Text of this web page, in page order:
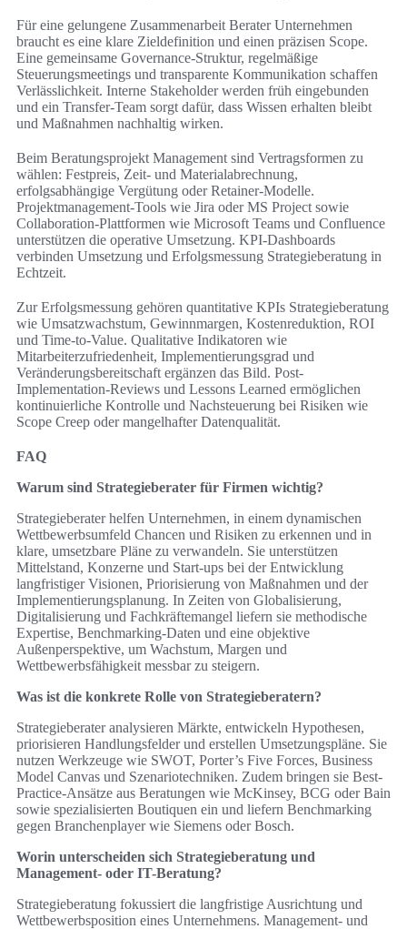
Für eine gelungene Zusammenarbeit Berater Unternehmen
braucht es eine klare Zieldefinition und einen präzisen Scope.
Eine gemeinsame Governance-Struktur, regelmäßige
Steuerungsmeetings und transparente Kommunikation schaffen
Verlässlichkeit. Interne Stakeholder werden früh eingebunden
und ein Transfer-Team sorgt dafür, dass Wissen erhalten bleibt
und Maßnahmen nachhaltig wirken.
Beim Beratungsprojekt Management sind Vertragsformen zu
wählen: Festpreis, Zeit- und Materialabrechnung,
erfolgsabhängige Vergütung oder Retainer-Modelle.
Projektmanagement-Tools wie Jira oder MS Project sowie
Collaboration-Plattformen wie Microsoft Teams und Confluence
unterstützen die operative Umsetzung. KPI-Dashboards
verbinden Umsetzung und Erfolgsmessung Strategieberatung in
Echtzeit.
Zur Erfolgsmessung gehören quantitative KPIs Strategieberatung
wie Umsatzwachstum, Gewinnmargen, Kostenreduktion, ROI
und Time-to-Value. Qualitative Indikatoren wie
Mitarbeiterzufriedenheit, Implementierungsgrad und
Veränderungsbereitschaft ergänzen das Bild. Post-
Implementation-Reviews und Lessons Learned ermöglichen
kontinuierliche Kontrolle und Nachsteuerung bei Risiken wie
Scope Creep oder mangelhafter Datenqualität.
FAQ
Warum sind Strategieberater für Firmen wichtig?
Strategieberater helfen Unternehmen, in einem dynamischen
Wettbewerbsumfeld Chancen und Risiken zu erkennen und in
klare, umsetzbare Pläne zu verwandeln. Sie unterstützen
Mittelstand, Konzerne und Start-ups bei der Entwicklung
langfristiger Visionen, Priorisierung von Maßnahmen und der
Implementierungsplanung. In Zeiten von Globalisierung,
Digitalisierung und Fachkräftemangel liefern sie methodische
Expertise, Benchmarking-Daten und eine objektive
Außenperspektive, um Wachstum, Margen und
Wettbewerbsfähigkeit messbar zu steigern.
Was ist die konkrete Rolle von Strategieberatern?
Strategieberater analysieren Märkte, entwickeln Hypothesen,
priorisieren Handlungsfelder und erstellen Umsetzungspläne. Sie
nutzen Werkzeuge wie SWOT, Porter’s Five Forces, Business
Model Canvas und Szenariotechniken. Zudem bringen sie Best-
Practice-Ansätze aus Beratungen wie McKinsey, BCG oder Bain
sowie spezialisierten Boutiquen ein und liefern Benchmarking
gegen Branchenplayer wie Siemens oder Bosch.
Worin unterscheiden sich Strategieberatung und
Management- oder IT-Beratung?
Strategieberatung fokussiert die langfristige Ausrichtung und
Wettbewerbsposition eines Unternehmens. Management- und